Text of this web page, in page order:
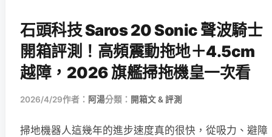
石頭科技 Saros 20 Sonic 聲波騎士
開箱評測！高頻震動拖地＋4.5cm
越障，2026 旗艦掃拖機皇一次看
2026/4/29作者： 阿湯分類： 開箱文 & 評測
掃地機器人這幾年的進步速度真的很快，從吸力、避障